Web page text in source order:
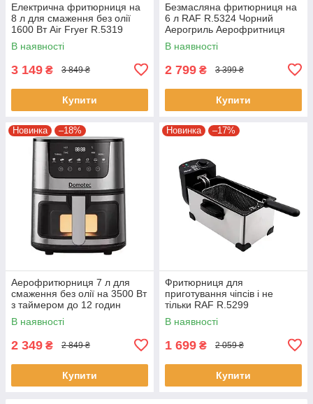
Електрична фритюрниця на
8 л для смаження без олії
1600 Вт Air Fryer R.5319
Повітряна фритюрниця
В наявності
3 149 ₴ 3 849 ₴
Купити
Безмасляна фритюрниця на
6 л RAF R.5324 Чорний
Аерогриль Аерофритниця
потужністю 1500 Вт
В наявності
2 799 ₴ 3 399 ₴
Купити
Новинка –18%
Аерофритюрниця 7 л для
смаження без олії на 3500 Вт
з таймером до 12 годин
DOMOTEC MS-3221
В наявності
2 349 ₴ 2 849 ₴
Купити
Новинка –17%
Фритюрниця для
приготування чіпсів і не
тільки RAF R.5299
Електрична фритюрниця в
олії
В наявності
1 699 ₴ 2 059 ₴
Купити